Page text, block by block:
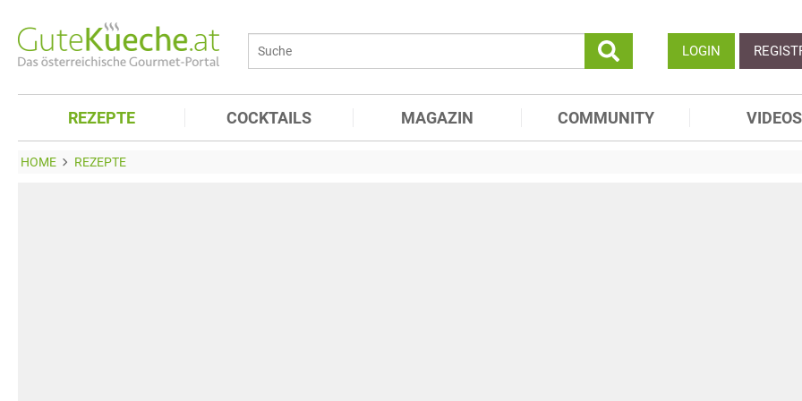
LOGIN
REZEPTE COCKTAILS MAGAZIN COMMUNITY VIDEOS
HOME REZEPTE